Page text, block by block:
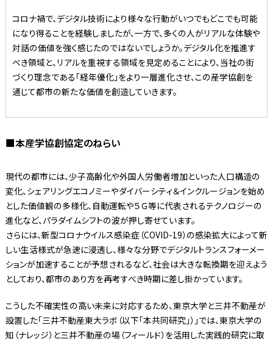
コロナ禍で、デジタル技術により様々な行動がいつでもどこでも可能
になり得ることを経験しましたが、一方で、多くの人がリアルな体験や
対話の価値を強く感じたのではないでしょうか。デジタル化を推進す
べき領域と、リアルを重視する領域を見定めることにより、当社の街
づくり理念である「経年優化」をより一層進化させ、この産学協創を
通じて都市の新たな価値を創造していきます。
■本産学協創協定のねらい
現代の都市には、少子高齢化や外国人労働者増加といった人口構造の
変化、シェアリングエコノミーやダイバーシティ＆インクルージョンを始め
とした価値観の多様化、自動運転や５Ｇ等に代表されるテクノロジーの
進化など、パラダイムシフトの波が押し寄せています。
さらには、新型コロナウイルス感染症（COVID-19）の感染拡大によって新
しい生活様式が急速に浸透し、様々な分野でデジタルトランスフォーメー
ションが加速することが予想されるなど、社会は大きな転換期を迎えよう
としており、都市のあり方を再考すべき時期に差し掛かっています。
こうした不確実性の高い未来に対応するため、東京大学と三井不動産が
設置した「三井不動産東大ラボ（以下「本共同研究」）」では、東京大学の
知（ナレッジ）と三井不動産の場（フィールド）を活用した実践的研究に取